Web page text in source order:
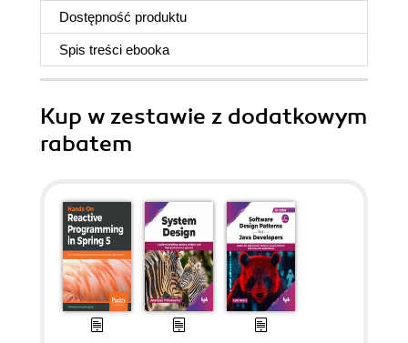
Dostępność produktu
Spis treści ebooka
Kup w zestawie z dodatkowym
rabatem